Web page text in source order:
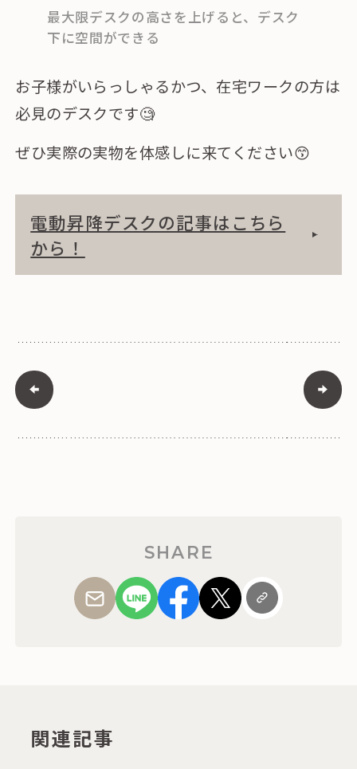
最大限デスクの高さを上げると、デスク
下に空間ができる
お子様がいらっしゃるかつ、在宅ワークの方は
必見のデスクです🧐
ぜひ実際の実物を体感しに来てください😙
電動昇降デスクの記事はこちら
から！
SHARE
関連記事